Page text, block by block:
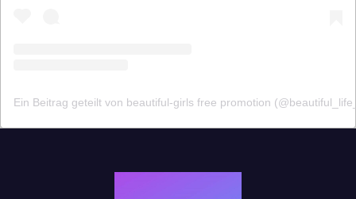
Ein Beitrag geteilt von beautiful-girls free promotion